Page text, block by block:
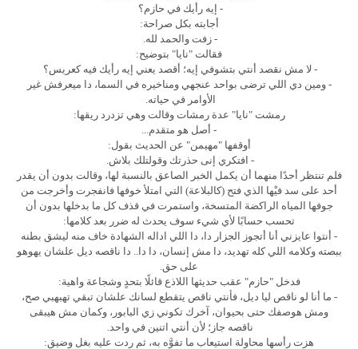
- إيه رأيك في حازم؟
أجابته بكل صراحة:
- زفت والحمد لله.
فقالت "نايا" بتوضيح:
- لا مش نقصد أنتي بتشوفي إيه؛ أقصد يعني إيه رأيك فيه كعريس؟
- ومين دي اللي ترضى بواحد عنجهي ومناخيره في السما، دا ميعرفش غير
الأوامر في حياته.
رمشت "نايا" عدة رمشات وقالت وهي تزدرد ريقها:
- أصل هو متقدم...
أوقفها "مهيمن" عن الحديث بقول:
- افتكري إنى حذرتك وقولتلك بلاش.
فلم تنتظر أحدًا منهما أن يكمل الخبر الصاعق بالنسبة لها، وقالت بدون أن يقدر
أحد على سد فيْها الذي فتح (كالبلاعة) التي امتلأ خوفها فانفجرت وأخرجت من
جوفها المياه الراكضة المتسخة، واستمرت في قذف كل ما بدخلها بدون أن
تحسب حسابًا لأي شيء سوف يحدث له ضرر بعد كلامها:
- أنتوا عايزني أنا أتجوز الجزار دا، دا اللي اداله الشهادة خاف منه ليشق بطنه
ببصته وكلامه اللي كله تهديد، دا مش إنسان، دا دا.. دا ناقصه ديل علشان يهوهو
على حق.
فدخل "حازم" عقب حديثها اللاذع قائلًا بتحدٍ وشجاعة واهية:
- ما أنا لو ناقص ليا ديل، فأنتي ناقص يتقطع لسانك علشان تبقي تهبهبي صح،
ومش هوصفك حتى بحيوان، آخرك تكوني زي البابور، وكمان مش هيبقى
ناقصه جاز؛ لأن أنتي اتنين في واحد.
هزت رأسها محاولة استيعاب ما تفوَّه به، ثم ردت عليه بغل وضيق: